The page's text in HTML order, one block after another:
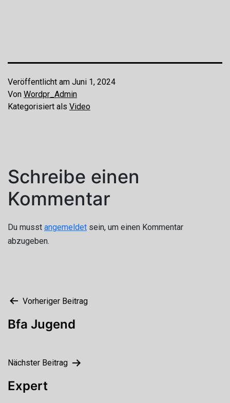
Veröffentlicht am Juni 1, 2024
Von Wordpr_Admin
Kategorisiert als Video
Schreibe einen
Kommentar
Du musst angemeldet sein, um einen Kommentar
abzugeben.
Beitragsnavigation
Vorheriger Beitrag
Bfa Jugend
Nächster Beitrag
Expert